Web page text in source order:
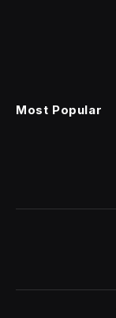
Most Popular